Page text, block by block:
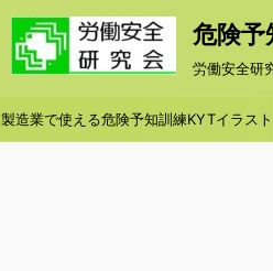
危険予
労働安全研
製造業で使える危険予知訓練KYTイラスト